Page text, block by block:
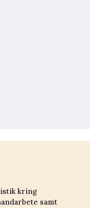
kring
samt